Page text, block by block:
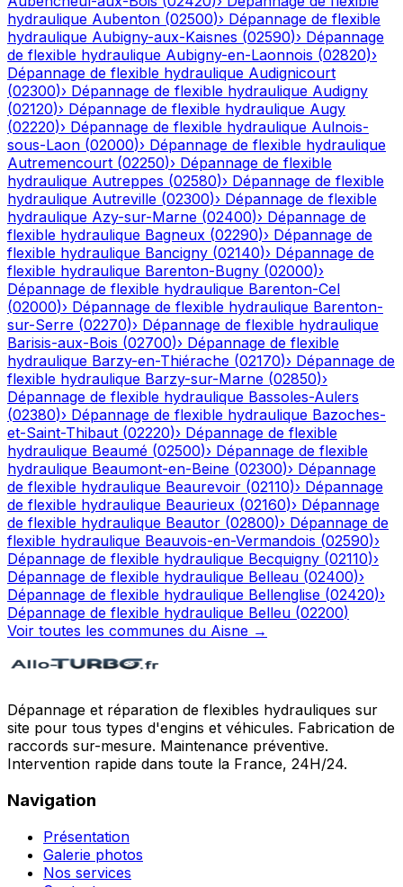
hydraulique Aubenton (02500)› Dépannage de flexible
hydraulique Aubigny-aux-Kaisnes (02590)› Dépannage
de flexible hydraulique Aubigny-en-Laonnois (02820)›
Dépannage de flexible hydraulique Audignicourt
(02300)› Dépannage de flexible hydraulique Audigny
(02120)› Dépannage de flexible hydraulique Augy
(02220)› Dépannage de flexible hydraulique Aulnois-
sous-Laon (02000)› Dépannage de flexible hydraulique
Autremencourt (02250)› Dépannage de flexible
hydraulique Autreppes (02580)› Dépannage de flexible
hydraulique Autreville (02300)› Dépannage de flexible
hydraulique Azy-sur-Marne (02400)› Dépannage de
flexible hydraulique Bagneux (02290)› Dépannage de
flexible hydraulique Bancigny (02140)› Dépannage de
flexible hydraulique Barenton-Bugny (02000)›
Dépannage de flexible hydraulique Barenton-Cel
(02000)› Dépannage de flexible hydraulique Barenton-
sur-Serre (02270)› Dépannage de flexible hydraulique
Barisis-aux-Bois (02700)› Dépannage de flexible
hydraulique Barzy-en-Thiérache (02170)› Dépannage de
flexible hydraulique Barzy-sur-Marne (02850)›
Dépannage de flexible hydraulique Bassoles-Aulers
(02380)› Dépannage de flexible hydraulique Bazoches-
et-Saint-Thibaut (02220)› Dépannage de flexible
hydraulique Beaumé (02500)› Dépannage de flexible
hydraulique Beaumont-en-Beine (02300)› Dépannage
de flexible hydraulique Beaurevoir (02110)› Dépannage
de flexible hydraulique Beaurieux (02160)› Dépannage
de flexible hydraulique Beautor (02800)› Dépannage de
flexible hydraulique Beauvois-en-Vermandois (02590)›
Dépannage de flexible hydraulique Becquigny (02110)›
Dépannage de flexible hydraulique Belleau (02400)›
Dépannage de flexible hydraulique Bellenglise (02420)›
Dépannage de flexible hydraulique Belleu (02200)
Voir toutes les communes du Aisne →
Dépannage et réparation de flexibles hydrauliques sur
site pour tous types d'engins et véhicules. Fabrication de
raccords sur-mesure. Maintenance préventive.
Intervention rapide dans toute la France, 24H/24.
Navigation
Présentation
Galerie photos
Nos services